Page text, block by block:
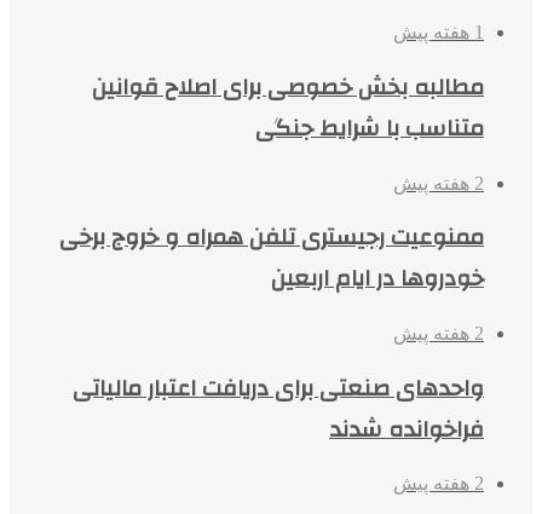
1 هفته پیش
مطالبه بخش خصوصی برای اصلاح قوانین
متناسب با شرایط جنگی
2 هفته پیش
ممنوعیت رجیستری تلفن همراه و خروج برخی
خودروها در ایام اربعین
2 هفته پیش
واحدهای صنعتی برای دریافت اعتبار مالیاتی
فراخوانده شدند
2 هفته پیش